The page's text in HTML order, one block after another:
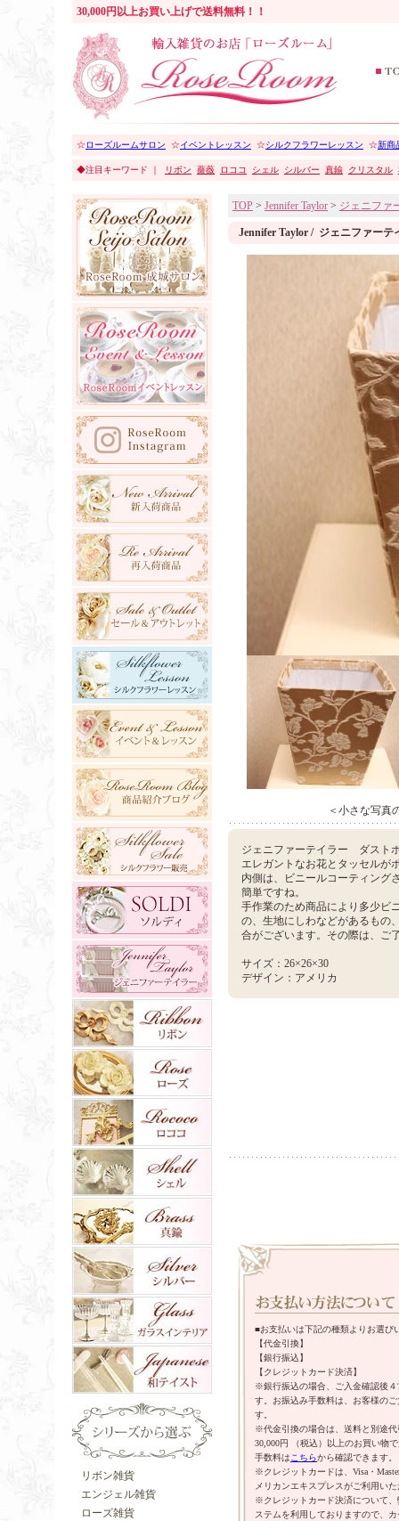
30,000円以上お買い上げで送料無料！！
☆ローズルームサロン ☆イベントレッスン ☆シルクフラワーレッスン ☆新商
◆注目キーワード ｜ リボン 薔薇 ロココ シェル シルバー 真鍮 クリスタル
リボン雑貨
エンジェル雑貨
ローズ雑貨
TOP > Jennifer Taylor > ジェニフ
Jennifer Taylor / ジェニファー
＜小さな写真
ジェニファーテイラー ダスト
エレガントなお花とタッセルが
内側は、ビニールコーティング
簡単ですね。
手作業のため商品により多少ビ
の、生地にしわなどがあるもの
合がございます。その際は、ご
サイズ：26×26×30
デザイン：アメリカ
■お支払いは下記の種類よりお選び
【代金引換】
【銀行振込】
【クレジットカード決済】
※銀行振込の場合、ご入金確認後
す。お振込み手数料は、お客様の
す。
※代金引換の場合は、送料と別途
30,000円 （税込）以上のお買い物
手数料は こちらから確認できます。
※クレジットカードは、Visa・
メリカンエキスプレスがご利用い
※クレジットカード決済について
ステムを利用しておりますので、